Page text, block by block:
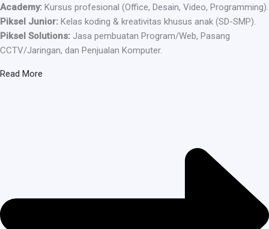
Academy: Kursus profesional (Office, Desain, Video, Programming).
Piksel Junior: Kelas koding & kreativitas khusus anak (SD-SMP).
Piksel Solutions: Jasa pembuatan Program/Web, Pasang
CCTV/Jaringan, dan Penjualan Komputer.
Read More